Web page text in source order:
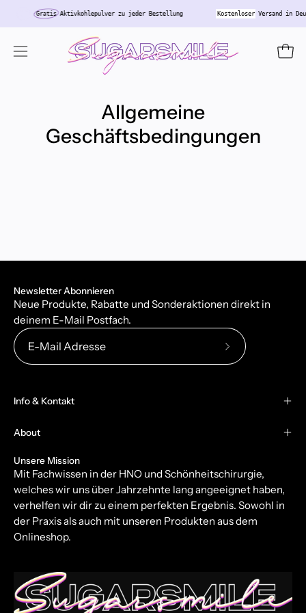
überspringen
GratisAktivkohlepulver zu jeder Bestellung Kostenloser Versand in
Navigationsmenü
Allgemeine
Geschäftsbedingungen
Newsletter Abonnieren
Neue Produkte, Rabatte und Sonderaktionen direkt in
deinem E-Mail Postfach.
Abonniere
Info & Kontakt
About
Unsere Mission
Mit Fachwissen in der HNO und Schönheitschirurgie,
welches wir uns über Jahrzehnte lang angeeignet haben,
verhelfen wir dir zu einem perfekten Ergebnis. Sowohl in
der Praxis als auch mit unseren Produkten aus dem
Onlineshop.